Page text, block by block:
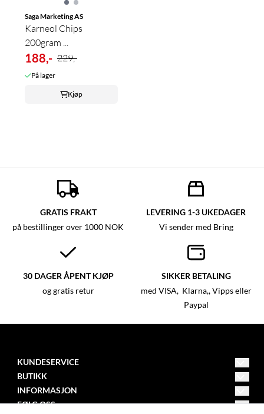
Saga Marketing AS
Karneol Chips
200gram ...
188,- 229,-
På lager
Kjøp
GRATIS FRAKT
på bestillinger over 1000 NOK
LEVERING 1-3 UKEDAGER
Vi sender med Bring
30 DAGER ÅPENT KJØP
og gratis retur
SIKKER BETALING
med VISA, Klarna,, Vipps eller
Paypal
KUNDESERVICE
post@mystica.no
Adresse Nedre Eikervei 37 A
BUTIKK
Vilkår
INFORMASJON
Om oss
FØLG OSS